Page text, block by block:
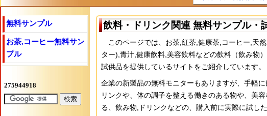
無料サンプル
お茶,コーヒー無料サン
プル
飲料・ドリンク関連 無料サンプル・
このページでは、お茶,紅茶,健康茶,コーヒー,天
ター),青汁,健康飲料,美容飲料などの飲料（飲み物
試供品を提供しているサイトをご紹介しています。
企業の新製品の無料モニターもありますが、手軽
リンクや、体の調子を整える働きのある物や、美
る、飲み物,ドリンクなどの、購入前に実際に試し